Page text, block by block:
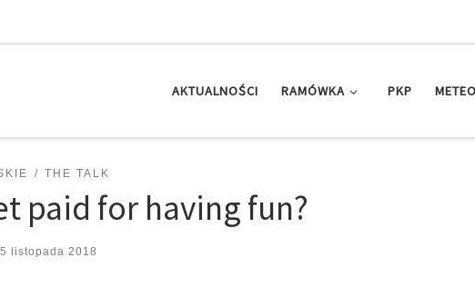
AKTUALNOŚCI RAMÓWKA PKP
THE TALK
paid for having fun?
listopada 2018